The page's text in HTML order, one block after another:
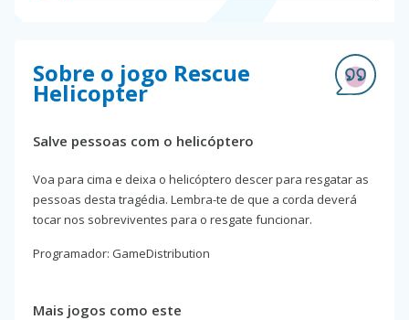
Sobre o jogo Rescue
Helicopter
Salve pessoas com o helicóptero
Voa para cima e deixa o helicóptero descer para resgatar as
pessoas desta tragédia. Lembra-te de que a corda deverá
tocar nos sobreviventes para o resgate funcionar.
Programador: GameDistribution
Mais jogos como este